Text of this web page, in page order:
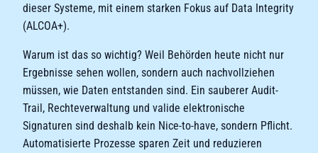
dieser Systeme, mit einem starken Fokus auf Data Integrity
(ALCOA+).
Warum ist das so wichtig? Weil Behörden heute nicht nur
Ergebnisse sehen wollen, sondern auch nachvollziehen
müssen, wie Daten entstanden sind. Ein sauberer Audit-
Trail, Rechteverwaltung und valide elektronische
Signaturen sind deshalb kein Nice-to-have, sondern Pflicht.
Automatisierte Prozesse sparen Zeit und reduzieren